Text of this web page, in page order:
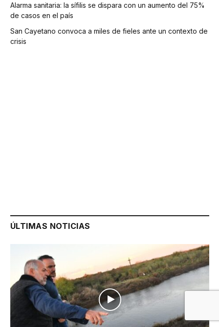
Alarma sanitaria: la sífilis se dispara con un aumento del 75%
de casos en el país
San Cayetano convoca a miles de fieles ante un contexto de
crisis
ÚLTIMAS NOTICIAS